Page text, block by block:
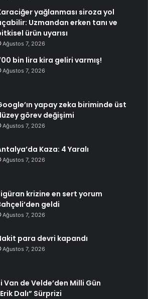
yağlanması siroza yol
Uzmandan erken tanı ve
ürün uyarısı
Ağustos 7, 2026
bin lira kira geliri varmış!
Ağustos 7, 2026
yapay zeka biriminde üst
görev değişimi
Ağustos 7, 2026
Kaza: 4 Yaralı
Ağustos 7, 2026
krizine en sert yorum
geldi
Ağustos 7, 2026
para devri kapandı
Ağustos 7, 2026
de Velde’den Milli Gün
Dalı” Sürprizi